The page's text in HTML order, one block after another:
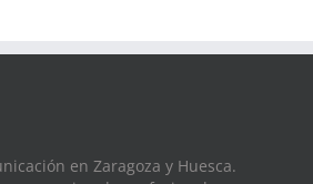
en Zaragoza y Huesca.